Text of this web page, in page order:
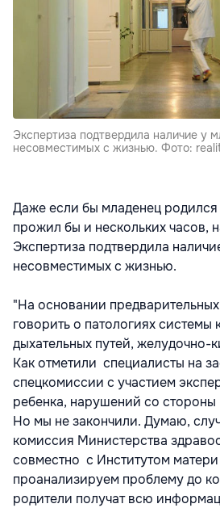
Экспертиза подтвердила наличие у
несовместимых с жизнью. Фото:
Даже если бы младенец
прожил бы и нескольких часов,
Экспертиза подтвердила
несовместимых с жизнью.
"На основании
говорить о патологиях
дыхательных путей, желудочно-
Как отметили специалисты на
спецкомиссии с участием
ребенка, нарушений со
Но мы не закончили. Думаю,
комиссия Министерства
совместно с Институтом
проанализируем проблему до
родители получат всю